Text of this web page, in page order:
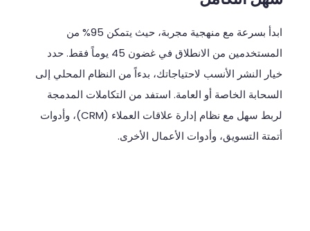
ابدأ بسرعة مع منهجية مجربة، حيث يتمكن
من
المستخدمين من الانطلاق في غضون يوماً فقط.حدد
خيار النشر الأنسب لاحتياجاتك، بدءاً من النظام المحلي إلى
السحابة الخاصة أو العامة. استفد من التكاملات المدمجة
لربط سهل مع نظام إدارة علاقات العملاء (CRM) ، وأدوات
أتمتة التسويق، وأدوات الأعمال الأخرى.